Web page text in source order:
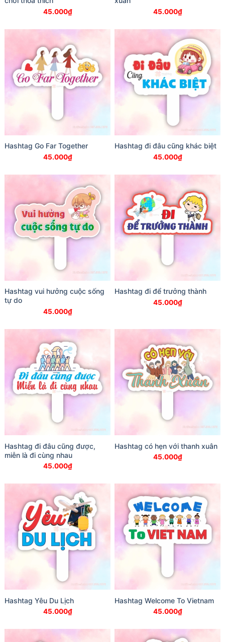
45.000₫ 45.000₫
Hashtag Go Far Together
45.000₫
Hashtag đi đâu cũng khác biệt
45.000₫
Hashtag vui hưởng cuộc sống
tự do
45.000₫
Hashtag đi để trưởng thành
45.000₫
Hashtag đi đâu cũng được,
miễn là đi cùng nhau
45.000₫
Hashtag có hẹn với thanh xuân
45.000₫
Hashtag Yêu Du Lịch
45.000₫
Hashtag Welcome To Vietnam
45.000₫